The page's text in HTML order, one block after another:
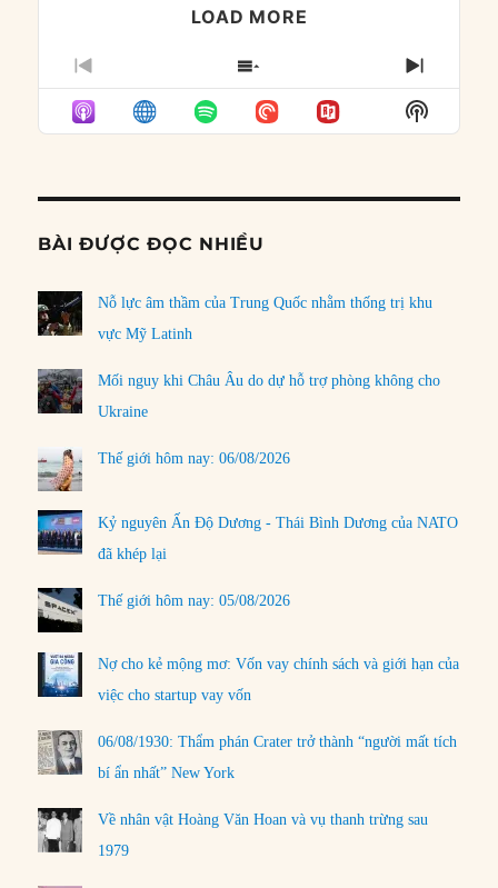
LOAD MORE
PREVIOUS
EPISODE
SHOW
EPISODES
LIST
NEXT
Show
Podcast
BÀI ĐƯỢC ĐỌC NHIỀU
Nỗ lực âm thầm của Trung Quốc nhằm thống trị khu
vực Mỹ Latinh
Mối nguy khi Châu Âu do dự hỗ trợ phòng không cho
Ukraine
Thế giới hôm nay: 06/08/2026
Kỷ nguyên Ấn Độ Dương - Thái Bình Dương của NATO
đã khép lại
Thế giới hôm nay: 05/08/2026
Nợ cho kẻ mộng mơ: Vốn vay chính sách và giới hạn của
việc cho startup vay vốn
06/08/1930: Thẩm phán Crater trở thành “người mất tích
bí ẩn nhất” New York
Về nhân vật Hoàng Văn Hoan và vụ thanh trừng sau
1979